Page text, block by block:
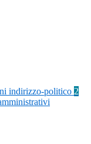
indirizzo-politico 2